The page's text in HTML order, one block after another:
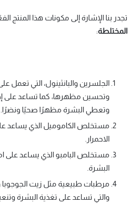
تجدر بنا الإشارة إلى مكونات هذا المنتج
المختلطة:
الجلسرين والبانثينول، التي
وتحسين مظهرها، كما تساعد على
وتعطي البشرة مظهرًا صحيًا ونضرًا.
مستخلص الكاموميل الذي يساعد
الاحمرار.
مستخلص البامبو الذي يساعد على
البشرة.
مرطبات طبيعية مثل زيت الجوجوبا
والتي تساعد على تغذية البشرة